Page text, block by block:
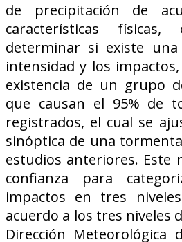
de precipitación de
características
determinar si existe
intensidad y los
existencia de un grupo
que causan el 95% de
registrados, el cual se
sinóptica de una
estudios anteriores. Este
confianza para
impactos en tres
acuerdo a los tres niveles
Dirección Meteorológica